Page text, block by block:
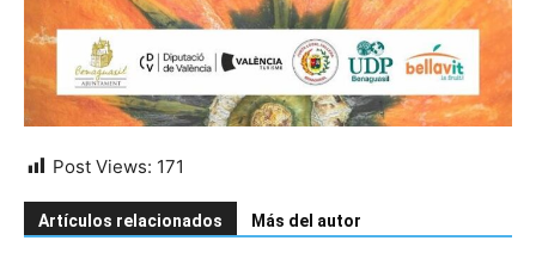
Post Views: 171
Artículos relacionados Más del autor